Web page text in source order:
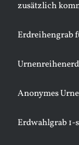
zusätzlich
Erdreihengrab
Anonymes
Erdwahlgrab